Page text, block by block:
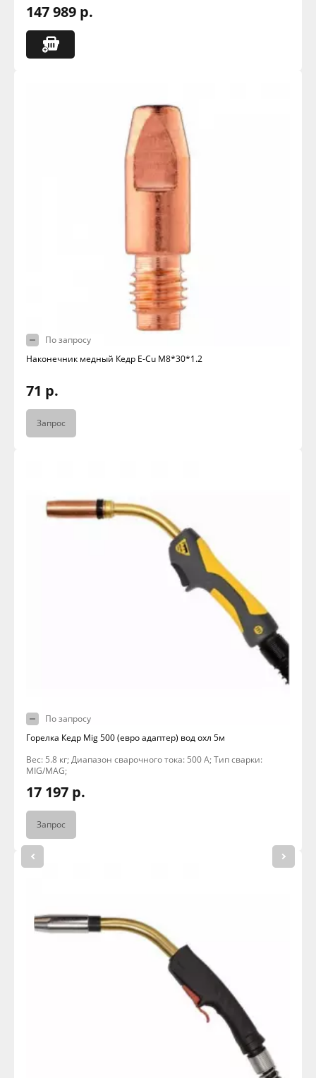
147 989 р.
По запросу
Наконечник медный Кедр E-Cu M8*30*1.2
71 р.
Запрос
По запросу
Горелка Кедр Mig 500 (евро адаптер) вод охл 5м
Вес: 5.8 кг; Диапазон сварочного тока: 500 А; Тип сварки:
MIG/MAG;
17 197 р.
Запрос